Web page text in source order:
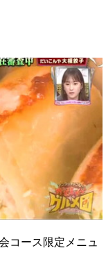
コース限定メニュ